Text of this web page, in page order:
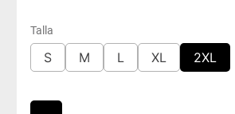
Talla
S M L XL 2XL